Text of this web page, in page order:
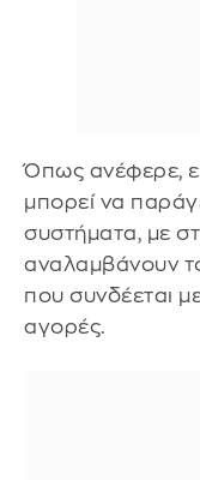
Όπως ανέφερε,
μπορεί να
συστήματα, με
αναλαμβάνουν
που συνδέεται
αγορές.